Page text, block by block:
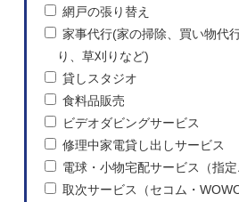
網戸の張り替え
家事代行(家の掃除、買い物代
り、草刈りなど)
貸しスタジオ
食料品販売
ビデオダビングサービス
修理中家電貸し出しサービス
電球・小物宅配サービス（指定
取次サービス（セコム・